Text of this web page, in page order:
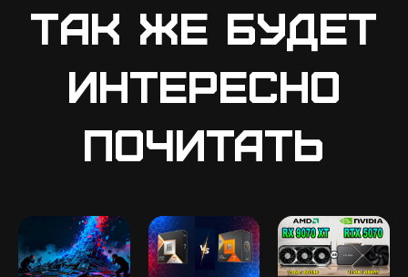
Так же будет
интересно
почитать